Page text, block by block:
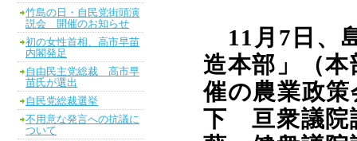
11 月 7 日、
造本部」（
催の農業政
下 亘衆議院
竹島の日・自民党街頭演
説会 開催のお知らせ
初の女性首相、高市早苗
内閣発足
自由民主党総裁 高市早
苗氏が選出
自民党総裁選挙
不用意な発言への抗議に
ついて